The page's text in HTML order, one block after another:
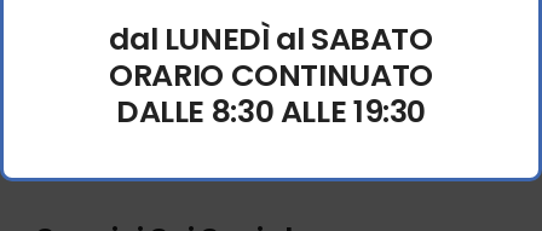
48121 Ravenna
0544 212614
dal LUNEDÌ al SABATO
ORARIO CONTINUATO
DALLE 8:30 ALLE 19:30